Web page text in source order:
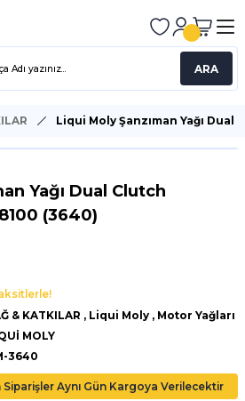
ARA
Liqui Moly Şanzıman Yağı
Yağı Dual Clutch
(3640)
& KATKILAR , Liqui Moly , Motor Yağları
MOLY
3640
Aynı Gün Kargoya Verilecektir